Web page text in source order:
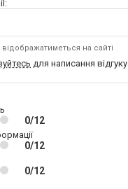
на сайті
для написання відгуку
0/12
0/12
0/12